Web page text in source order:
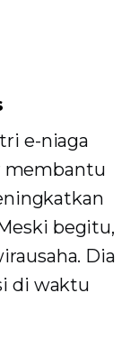
e-niaga
membantu
begitu,
Dia
di waktu